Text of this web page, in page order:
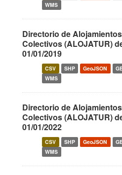
WMS
Directorio de
Colectivos (ALOJATUR)
01/01/2019
CSV SHP GeoJSON
WMS
Directorio de
Colectivos (ALOJATUR)
01/01/2022
CSV SHP GeoJSON
WMS